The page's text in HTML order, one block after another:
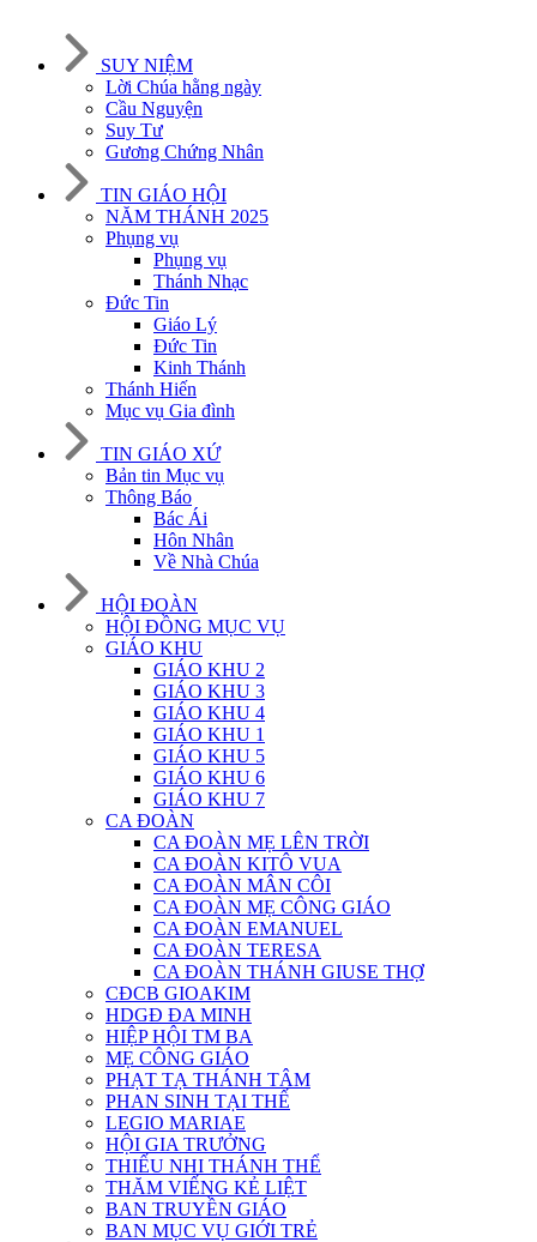
SUY NIỆM
Lời Chúa hằng ngày
Cầu Nguyện
Suy Tư
Gương Chứng Nhân
TIN GIÁO HỘI
NĂM THÁNH 2025
Phụng vụ
Phụng vụ
Thánh Nhạc
Đức Tin
Giáo Lý
Đức Tin
Kinh Thánh
Thánh Hiến
Mục vụ Gia đình
TIN GIÁO XỨ
Bản tin Mục vụ
Thông Báo
Bác Ái
Hôn Nhân
Về Nhà Chúa
HỘI ĐOÀN
HỘI ĐỒNG MỤC VỤ
GIÁO KHU
GIÁO KHU 2
GIÁO KHU 3
GIÁO KHU 4
GIÁO KHU 1
GIÁO KHU 5
GIÁO KHU 6
GIÁO KHU 7
CA ĐOÀN
CA ĐOÀN MẸ LÊN TRỜI
CA ĐOÀN KITÔ VUA
CA ĐOÀN MÂN CÔI
CA ĐOÀN MẸ CÔNG GIÁO
CA ĐOÀN EMANUEL
CA ĐOÀN TERESA
CA ĐOÀN THÁNH GIUSE THỢ
CĐCB GIOAKIM
HDGĐ ĐA MINH
HIỆP HỘI TM BA
MẸ CÔNG GIÁO
PHẠT TẠ THÁNH TÂM
PHAN SINH TẠI THẾ
LEGIO MARIAE
HỘI GIA TRƯỞNG
THIẾU NHI THÁNH THỂ
THĂM VIẾNG KẺ LIỆT
BAN TRUYỀN GIÁO
BAN MỤC VỤ GIỚI TRẺ